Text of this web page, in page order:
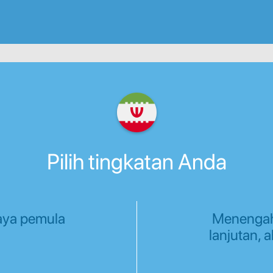
Pilih tingkatan Anda
pemula
lanjutan,